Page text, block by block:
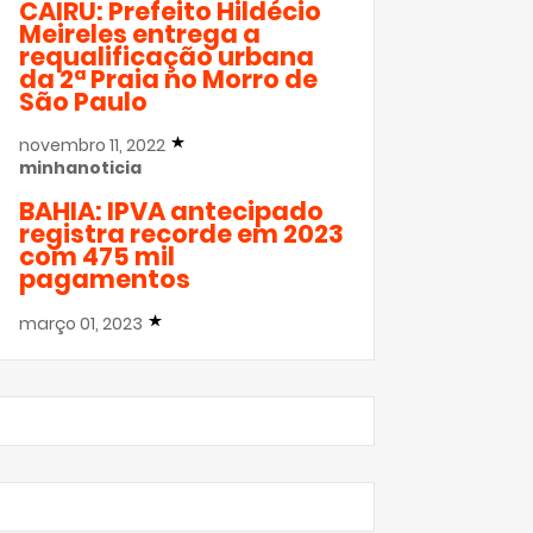
CAIRU: Prefeito Hildécio
Meireles entrega a
requalificação urbana
da 2ª Praia no Morro de
São Paulo
novembro 11, 2022
minhanoticia
BAHIA: IPVA antecipado
registra recorde em 2023
com 475 mil
pagamentos
março 01, 2023